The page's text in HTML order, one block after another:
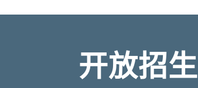
开放招生